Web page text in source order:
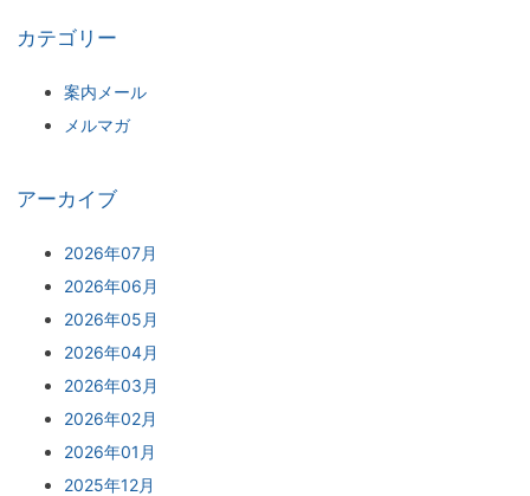
カテゴリー
案内メール
メルマガ
アーカイブ
2026年07月
2026年06月
2026年05月
2026年04月
2026年03月
2026年02月
2026年01月
2025年12月